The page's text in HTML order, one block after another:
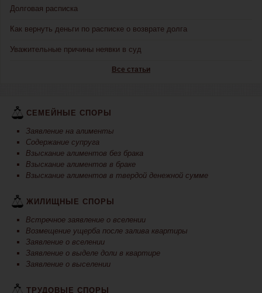
Долговая расписка
Как вернуть деньги по расписке о возврате долга
Уважительные причины неявки в суд
Все статьи
СЕМЕЙНЫЕ СПОРЫ
Заявление на алименты
Содержание супруга
Взыскание алиментов без брака
Взыскание алиментов в браке
Взыскание алиментов в твердой денежной сумме
ЖИЛИЩНЫЕ СПОРЫ
Встречное заявление о вселении
Возмещение ущерба после залива квартиры
Заявление о вселении
Заявление о выделе доли в квартире
Заявление о выселении
ТРУДОВЫЕ СПОРЫ